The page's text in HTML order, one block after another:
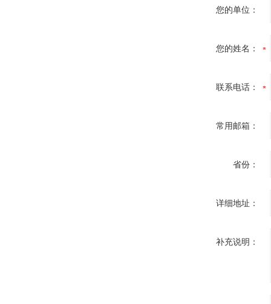
您的单位：
您的姓名：
联系电话：
常用邮箱：
省份：
详细地址：
补充说明：